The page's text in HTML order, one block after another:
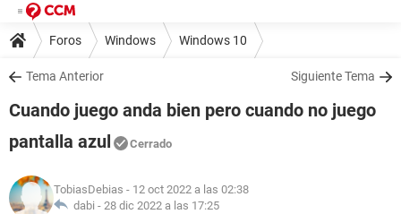
Foros Windows Windows 10
Tema Anterior Siguiente Tema
Cuando juego anda bien pero cuando no juego
pantalla azul
Cerrado
TobiasDebias - 12 oct 2022 a las 02:38
dabi - 28 dic 2022 a las 17:25